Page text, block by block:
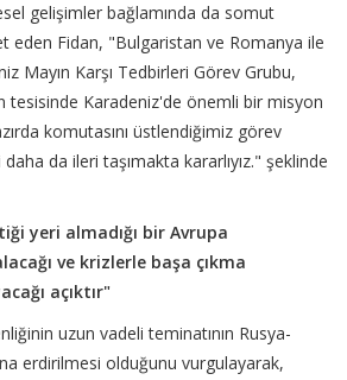
gelişimler bağlamında da somut
eden Fidan, "Bulgaristan ve Romanya ile
Mayın Karşı Tedbirleri Görev Grubu,
tesisinde Karadeniz'de önemli bir misyon
komutasını üstlendiğimiz görev
da ileri taşımakta kararlıyız." şeklinde
yeri almadığı bir Avrupa
ve krizlerle başa çıkma
açıktır"
uzun vadeli teminatının Rusya-
erdirilmesi olduğunu vurgulayarak,